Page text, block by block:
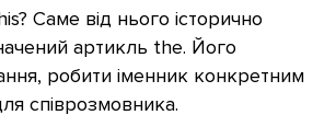
Саме від нього історично
артикль the. Його
робити іменник конкретним
співрозмовника.